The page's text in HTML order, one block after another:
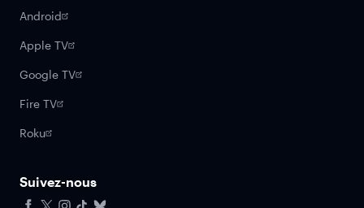
Android
Apple TV
Google TV
Fire TV
Roku
Suivez-nous